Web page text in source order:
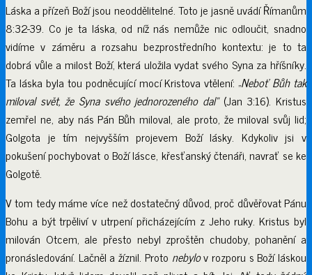
Láska a přízeň Boží jsou neoddělitelné. Toto je jasně uvádí Římanům
8:32-39. Co je ta láska, od níž nás nemůže nic odloučit, snadno
vidíme v záměru a rozsahu bezprostředního kontextu: je to ta
dobrá vůle a milost Boží, která uložila vydat svého Syna za hříšníky.
Ta láska byla tou podněcující mocí Kristova vtělení: „Neboť Bůh tak
miloval svět, že Syna svého jednorozeného dal“(Jan 3:16). Kristus
zemřel ne, aby nás Pán Bůh miloval, ale proto, že miloval svůj lid;
Golgota je tím nejvyšším projevem Boží lásky. Kdykoliv jsi v
pokušení pochybovat o Boží lásce, křesťanský čtenáři, navrať se ke
Golgotě.
V tom tedy máme více než dostatečný důvod, proč důvěřovat Pánu
Bohu a být trpěliví v utrpení přicházejícím z Jeho ruky. Kristus byl
milován Otcem, ale přesto nebyl zproštěn chudoby, pohanění a
pronásledování. Lačněl a žíznil. Proto nebylov rozporu s Boží láskou